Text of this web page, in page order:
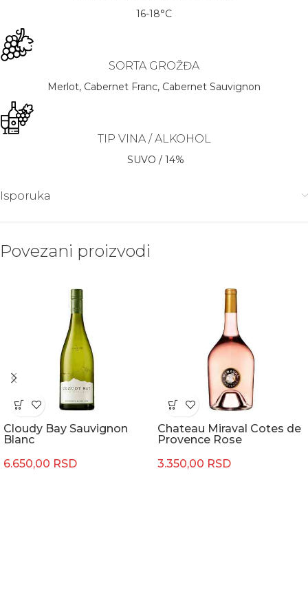
16-18°C
SORTA GROŽĐA
Merlot, Cabernet Franc, Cabernet Sauvignon
TIP VINA / ALKOHOL
SUVO / 14%
Isporuka
Povezani proizvodi
Cloudy Bay Sauvignon
Blanc
6.650,00 RSD
Chateau Miraval Cotes de
Provence Rose
3.350,00 RSD